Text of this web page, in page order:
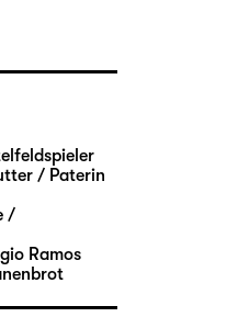
/ Paterin
/
Ramos